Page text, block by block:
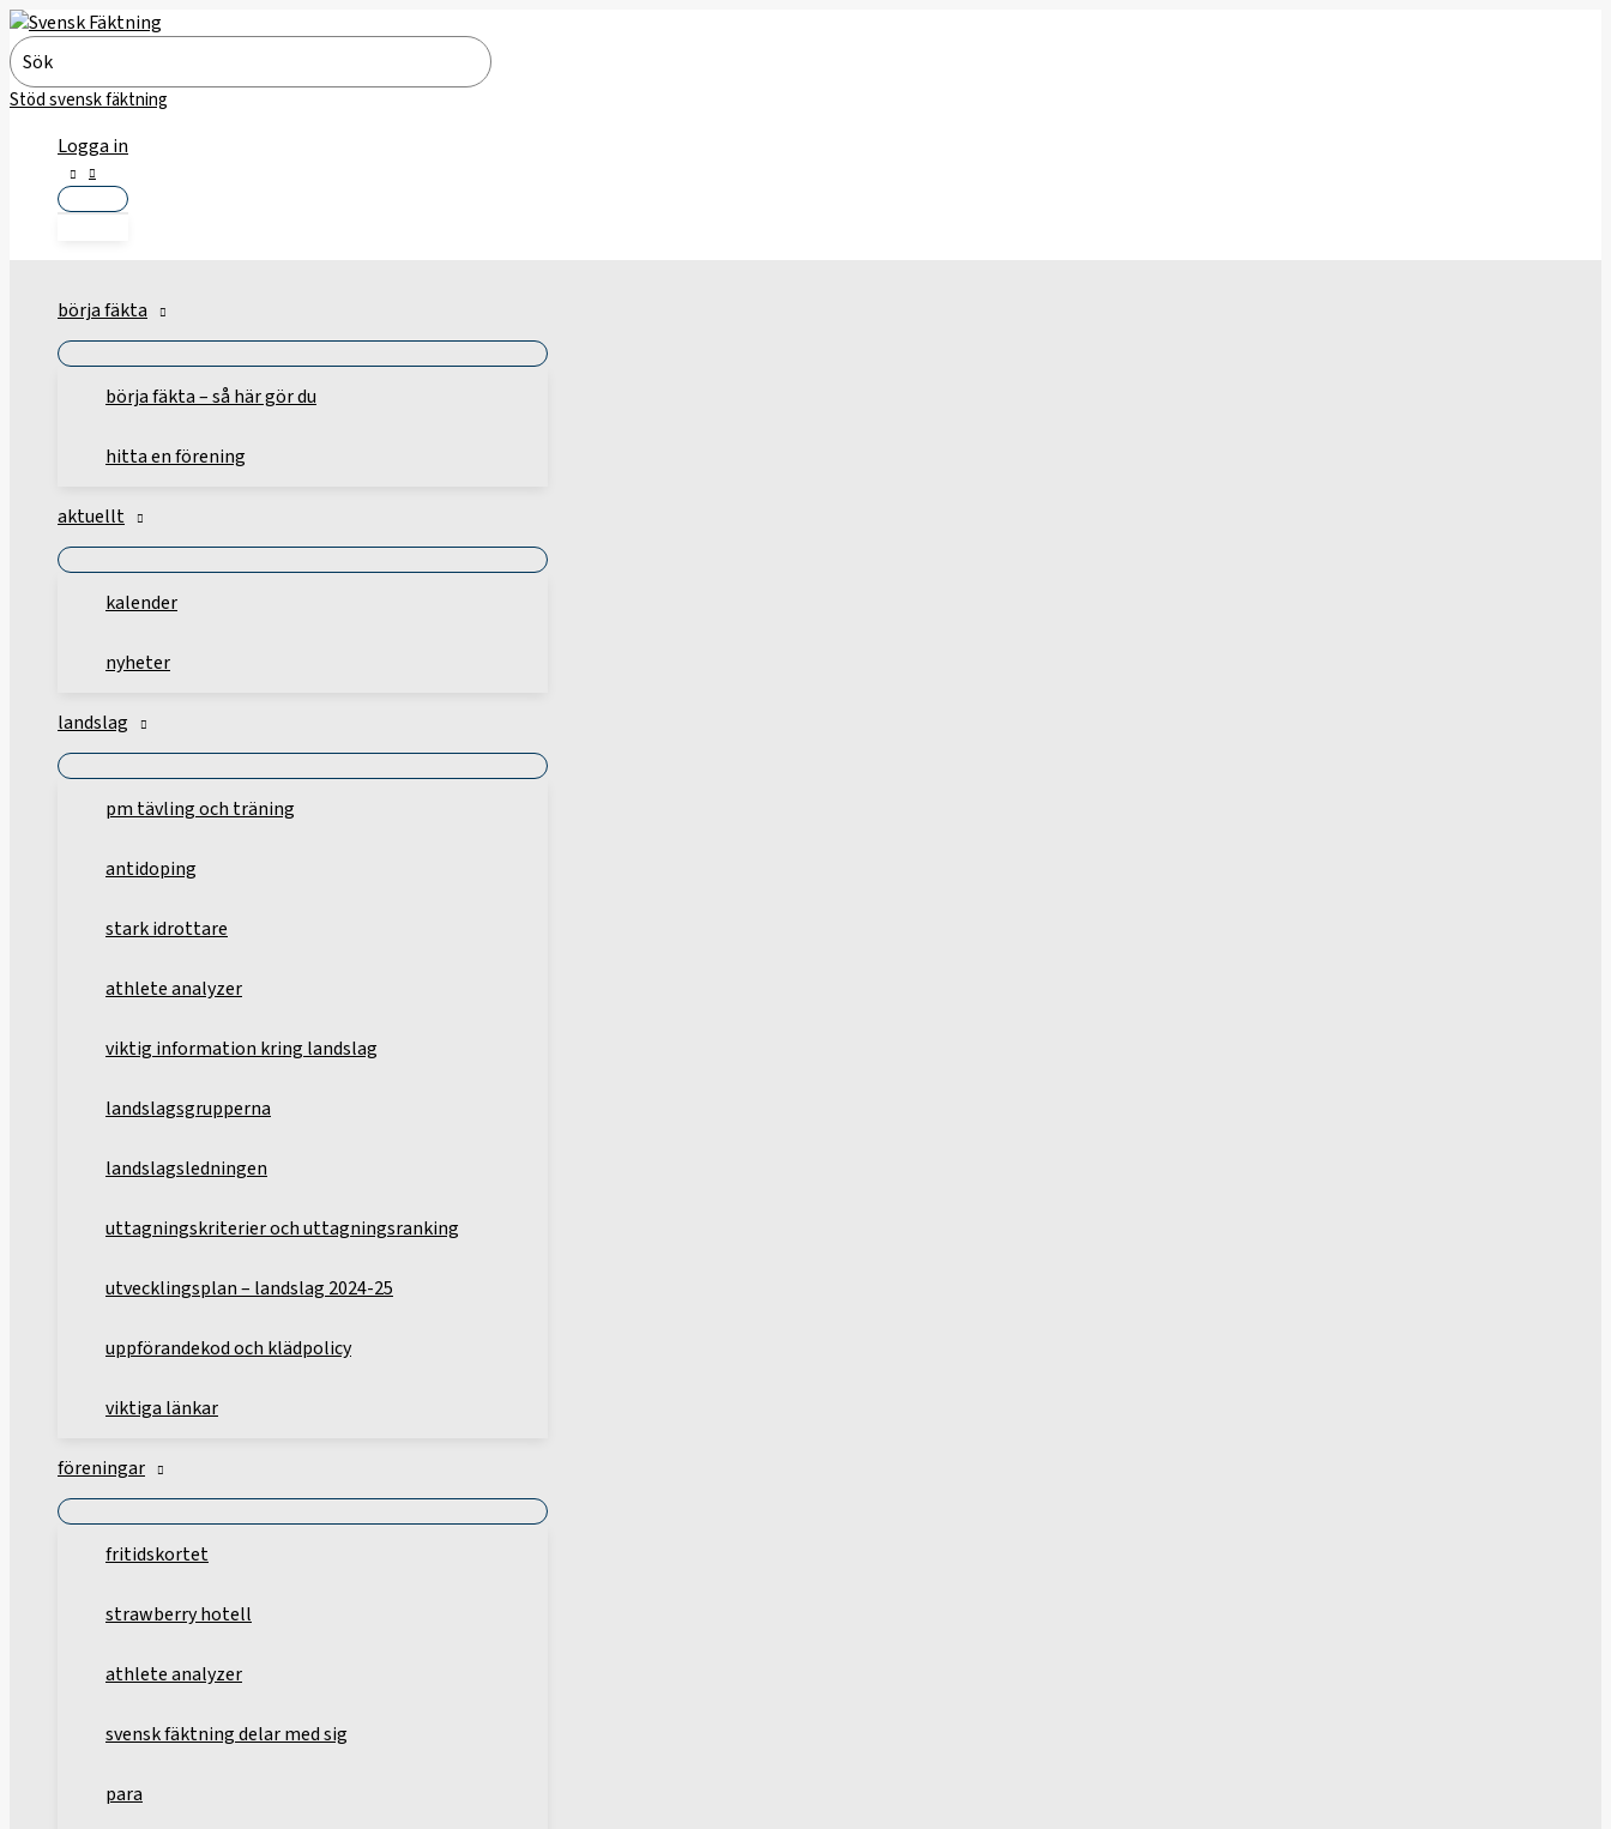
Hoppa
till
innehåll
Search
for:
Stöd svensk fäktning
Logga in
börja fäkta
börja fäkta – så här gör du
hitta en förening
aktuellt
kalender
nyheter
landslag
pm tävling och träning
antidoping
stark idrottare
athlete analyzer
viktig information kring landslag
landslagsgrupperna
landslagsledningen
uttagningskriterier och uttagningsranking
utvecklingsplan – landslag 2024-25
uppförandekod och klädpolicy
viktiga länkar
föreningar
fritidskortet
strawberry hotell
athlete analyzer
svensk fäktning delar med sig
para